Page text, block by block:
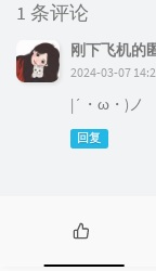
1 条评论
刚下飞机的
2024-03-07
|´・ω・)ノ
回复
热